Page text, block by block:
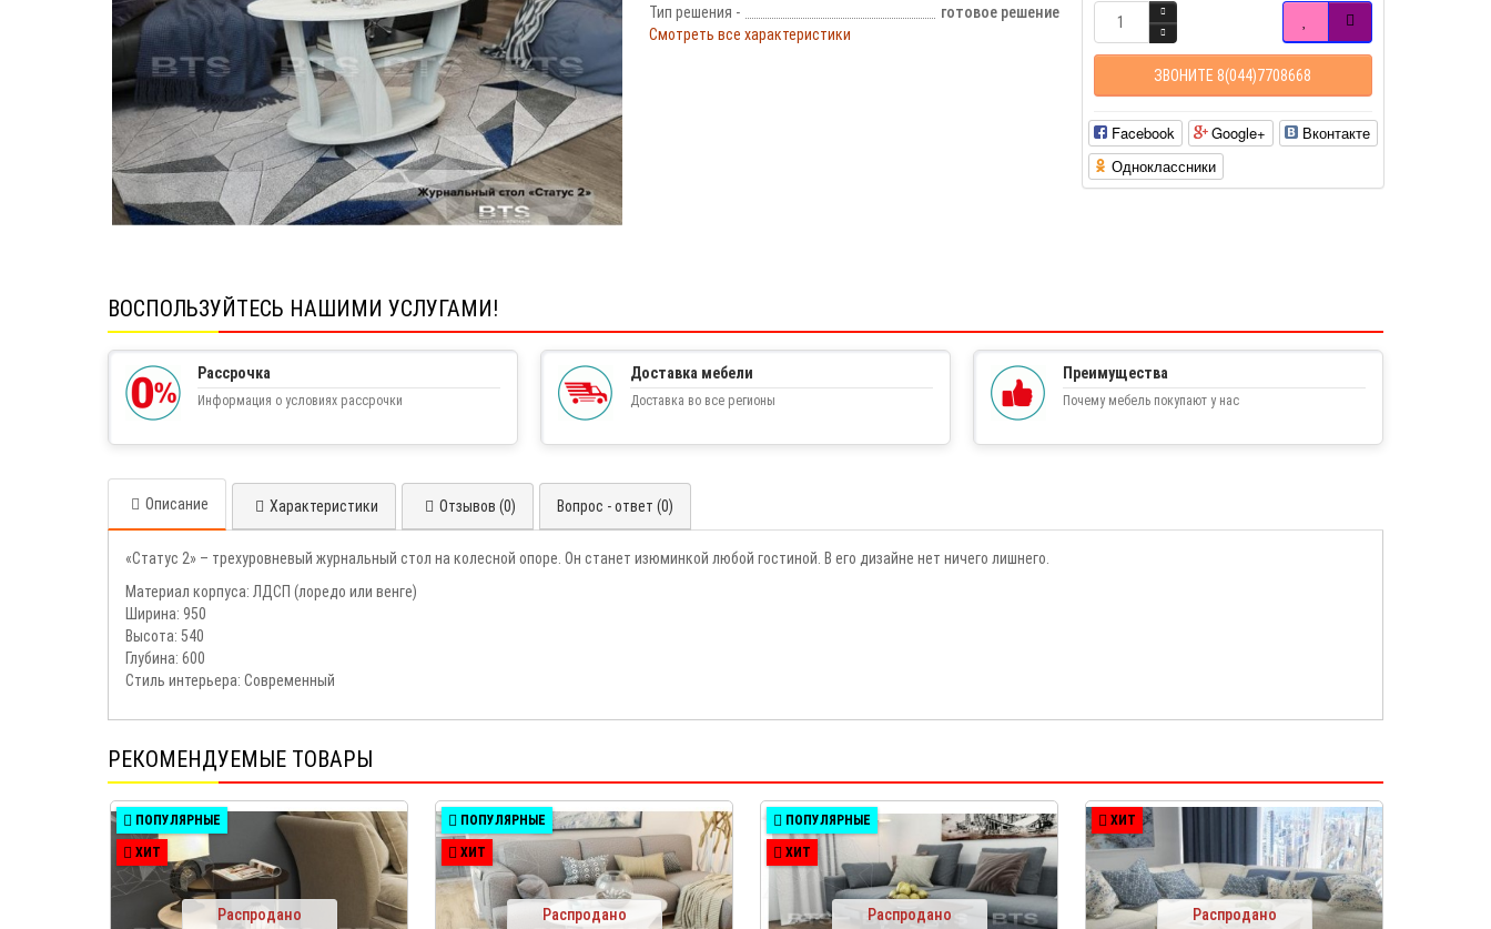
Тип решения -
готовое решение
Смотреть все характеристики
ЗВОНИТЕ 8(044)7708668
Facebook Google+
Вконтакте
Одноклассники
ВОСПОЛЬЗУЙТЕСЬ НАШИМИ УСЛУГАМИ!
Рассрочка
Информация о условиях рассрочки
Доставка мебели
Доставка во все регионы
Преимущества
Почему мебель покупают у нас
Описание Характеристики Отзывов (0) Вопрос - ответ (0)
«Статус 2» – трехуровневый журнальный стол на колесной опоре. Он станет изюминкой любой гостиной. В его дизайне нет ничего лишнего.
Материал корпуса: ЛДСП (лоредо или венге)
Ширина: 950
Высота: 540
Глубина: 600
Стиль интерьера: Современный
РЕКОМЕНДУЕМЫЕ ТОВАРЫ
ПОПУЛЯРНЫЕ
ХИТ
Распродано
ПОПУЛЯРНЫЕ
ХИТ
Распродано
ПОПУЛЯРНЫЕ
ХИТ
Распродано
ХИТ
Распродано